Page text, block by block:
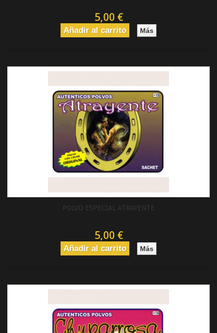
5,00 €
Añadir al carrito Más
POLVO ESPECIAL ATRAYENTE
5,00 €
Añadir al carrito Más